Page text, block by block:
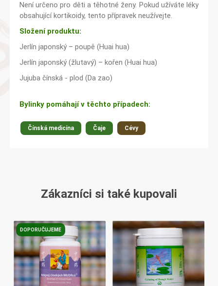
Není určeno pro děti a těhotné ženy. Pokud užíváte léky
obsahující kortikoidy, tento přípravek neužívejte.
Složení produktu:
Jerlín japonský – poupě (Huai hua)
Jerlín japonský (žlutavý) – kořen (Huai hua)
Jujuba čínská - plod (Da zao)
Bylinky pomáhají v těchto případech:
Čínská medicína Čaje Cévy
Zákazníci si také kupovali
DOPORUČUJEME